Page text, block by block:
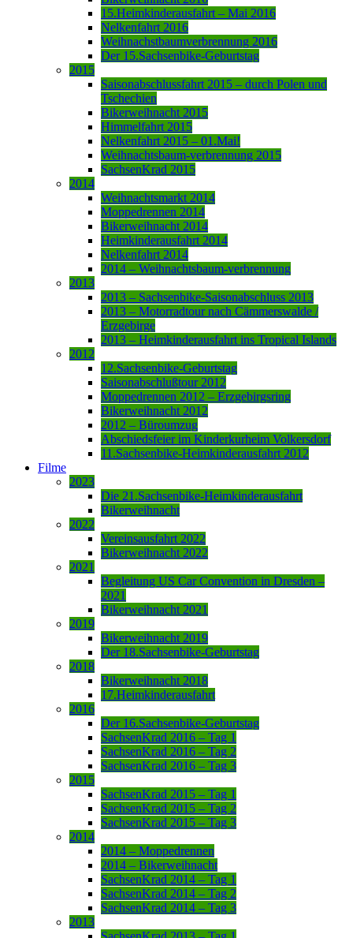
15.Heimkinderausfahrt – Mai 2016
Nelkenfahrt 2016
Weihnachstbaumverbrennung 2016
Der 15.Sachsenbike-Geburtstag
2015
Saisonabschlussfahrt 2015 – durch Polen und
Tschechien
Bikerweihnacht 2015
Himmelfahrt 2015
Nelkenfahrt 2015 – 01.Mai!
Weihnachtsbaum-verbrennung 2015
SachsenKrad 2015
2014
Weihnachtsmarkt 2014
Moppedrennen 2014
Bikerweihnacht 2014
Heimkinderausfahrt 2014
Nelkenfahrt 2014
2014 – Weihnachtsbaum-verbrennung
2013
2013 – Sachsenbike-Saisonabschluss 2013
2013 – Motorradtour nach Cämmerswalde /
Erzgebirge
2013 – Heimkinderausfahrt ins Tropical Islands
2012
12.Sachsenbike-Geburtstag
Saisonabschlußtour 2012
Moppedrennen 2012 – Erzgebirgsring
Bikerweihnacht 2012
2012 – Büroumzug
Abschiedsfeier im Kinderkurheim Volkersdorf
11.Sachsenbike-Heimkinderausfahrt 2012
Filme
2023
Die 21.Sachsenbike-Heimkinderausfahrt
Bikerweihnacht
2022
Vereinsausfahrt 2022
Bikerweihnacht 2022
2021
Begleitung US Car Convention in Dresden –
2021
Bikerweihnacht 2021
2019
Bikerweihnacht 2019
Der 18.Sachsenbike-Geburtstag
2018
Bikerweihnacht 2018
17.Heimkinderausfahrt
2016
Der 16.Sachsenbike-Geburtstag
SachsenKrad 2016 – Tag 1
SachsenKrad 2016 – Tag 2
SachsenKrad 2016 – Tag 3
2015
SachsenKrad 2015 – Tag 1
SachsenKrad 2015 – Tag 2
SachsenKrad 2015 – Tag 3
2014
2014 – Moppedrennen
2014 – Bikerweihnacht
SachsenKrad 2014 – Tag 1
SachsenKrad 2014 – Tag 2
SachsenKrad 2014 – Tag 3
2013